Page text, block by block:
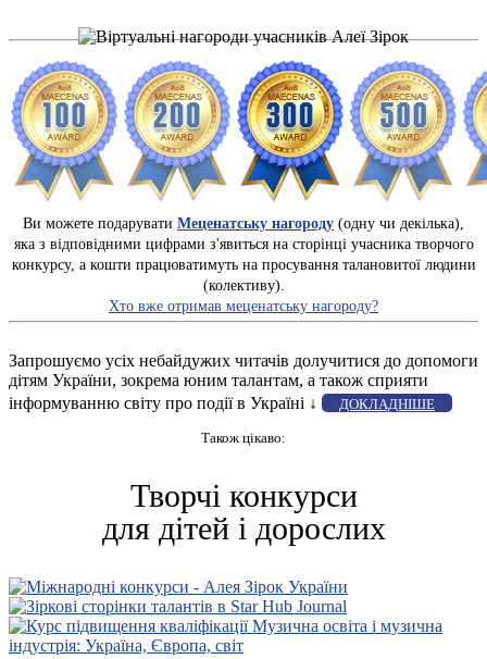
Ви можете подарувати Меценатську нагороду (одну чи декілька),
яка з відповідними цифрами з'явиться на сторінці учасника творчого
конкурсу, а кошти працюватимуть на просування талановитої людини
(колективу).
Хто вже отримав меценатську нагороду?
Запрошуємо усіх небайдужих читачів долучитися до допомоги
дітям України, зокрема юним талантам, а також сприяти
інформуванню світу про події в Україні ↓
ДОКЛАДНІШЕ
Також цікаво:
Творчі конкурси
для дітей і дорослих